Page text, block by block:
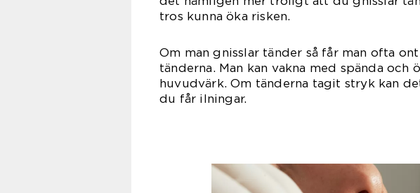
tros kunna öka risken.
Om man gnisslar tänder så får man ofta
tänderna. Man kan vakna med spända och
huvudvärk. Om tänderna tagit stryk kan
du får ilningar.